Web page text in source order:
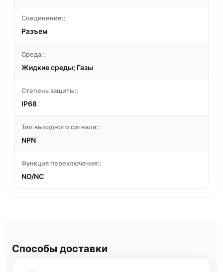
Соединение::
Разъем
Среда::
Жидкие среды; Газы
Степень защиты::
IP68
Тип выходного сигнала::
NPN
Функция переключения::
NO/NC
Способы доставки